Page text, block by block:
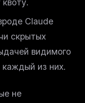
Claude
скрытых
видимого
каждый из них.
не